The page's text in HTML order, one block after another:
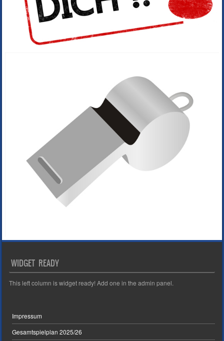
WIDGET READY
This left column is widget ready! Add one in the admin panel.
Impressum
Gesamtspielplan 2025/26